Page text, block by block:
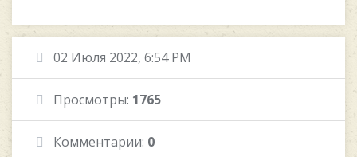
02 Июля 2022, 6:54 PM
Просмотры: 1765
Комментарии: 0